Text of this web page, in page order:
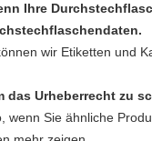
Ihre
wir Etiketten und
das Urheberrecht zu
wenn Sie ähnliche